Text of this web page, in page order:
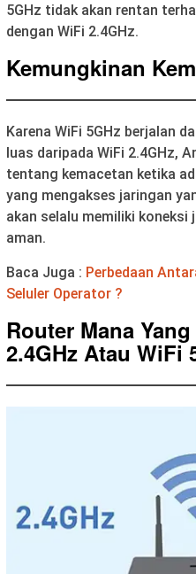
5GHz tidak akan rentan
dengan WiFi 2.4GHz.
Kemungkinan
Karena WiFi 5GHz berjalan
luas daripada WiFi 2.4GHz,
tentang kemacetan ketika
yang mengakses jaringan
akan selalu memiliki
aman.
Baca Juga : Perbedaan
Seluler Operator ?
Router Mana
2.4GHz Atau WiFi